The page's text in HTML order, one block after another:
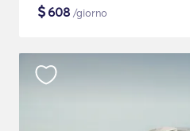
$608 /giorno